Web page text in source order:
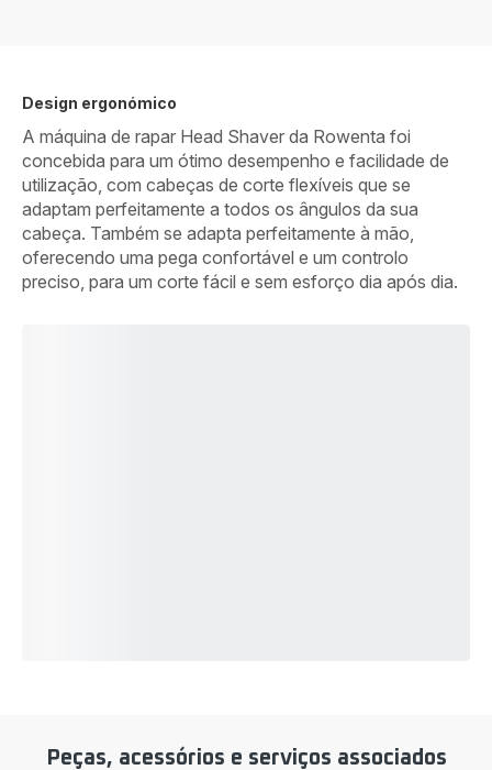
Design ergonómico
A máquina de rapar Head Shaver da Rowenta foi
concebida para um ótimo desempenho e facilidade de
utilização, com cabeças de corte flexíveis que se
adaptam perfeitamente a todos os ângulos da sua
cabeça. Também se adapta perfeitamente à mão,
oferecendo uma pega confortável e um controlo
preciso, para um corte fácil e sem esforço dia após dia.
Peças, acessórios e serviços associados